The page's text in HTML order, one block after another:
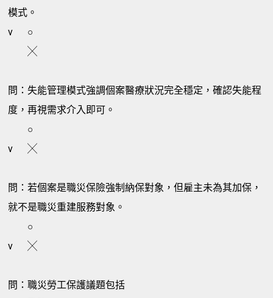
模式。
v
○
╳
問：失能管理模式強調個案醫療狀況完全穩定，確認失能程
度，再視需求介入即可。
○
v
╳
問：若個案是職災保險強制納保對象，但雇主未為其加保，
就不是職災重建服務對象。
○
v
╳
問：職災勞工保護議題包括